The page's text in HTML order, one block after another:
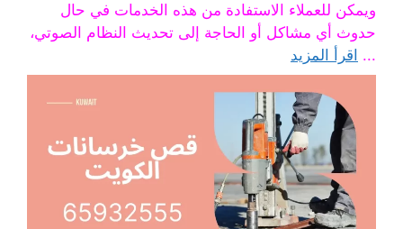
ويمكن للعملاء الاستفادة من هذه الخدمات في حال
حدوث أي مشاكل أو الحاجة إلى تحديث النظام الصوتي،
... اقرأ المزيد